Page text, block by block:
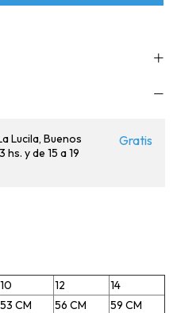
Lucila, Buenos
hs. y de 15 a 19
Gratis
10 12
14
53 CM 56 CM
59 CM